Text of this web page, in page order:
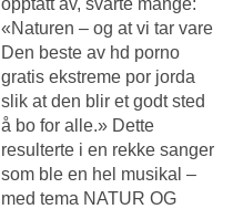
opptatt av, svarte mange:
«Naturen – og at vi tar vare
Den beste av hd porno
gratis ekstreme por jorda
slik at den blir et godt sted
å bo for alle.» Dette
resulterte i en rekke sanger
som ble en hel musikal –
med tema NATUR OG